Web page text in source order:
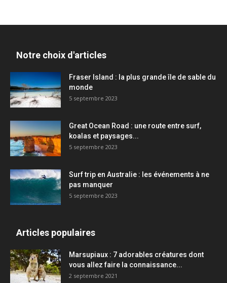
Notre choix d'articles
Fraser Island : la plus grande île de sable du
monde
5 septembre 2023
Great Ocean Road : une route entre surf,
koalas et paysages...
5 septembre 2023
Surf trip en Australie : les événements à ne
pas manquer
5 septembre 2023
Articles populaires
Marsupiaux : 7 adorables créatures dont
vous allez faire la connaissance...
2 septembre 2021